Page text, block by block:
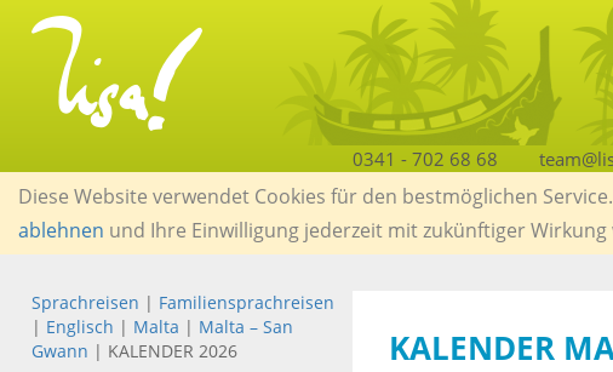
0341 - 702 68 68
Diese Website verwendet Cookies für den bestmöglichen
ablehnen und Ihre Einwilligung jederzeit mit zukünftiger
Sprachreisen | Familiensprachreisen
| Englisch | Malta | Malta – San
Gwann | KALENDER 2026 KALENDER